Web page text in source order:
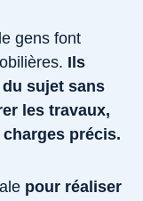
gens font
Ils
sujet sans
les travaux,
précis.
pour réaliser